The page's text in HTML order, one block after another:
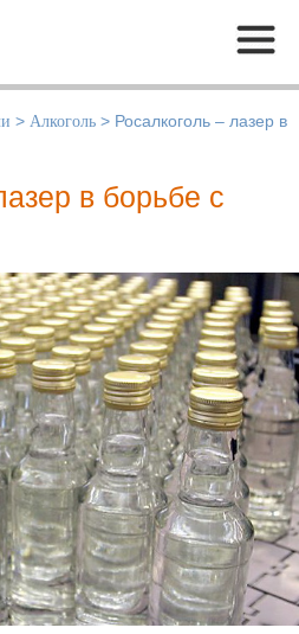
Меню
> Алкоголь > Росалкоголь – лазер в
в борьбе с